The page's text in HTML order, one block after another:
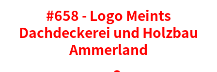
Reetdach
Reetdach
Wartung & Pflege von Reetdächern
#658 - Logo Meints
Dachdeckerei und Holzbau
Ammerland